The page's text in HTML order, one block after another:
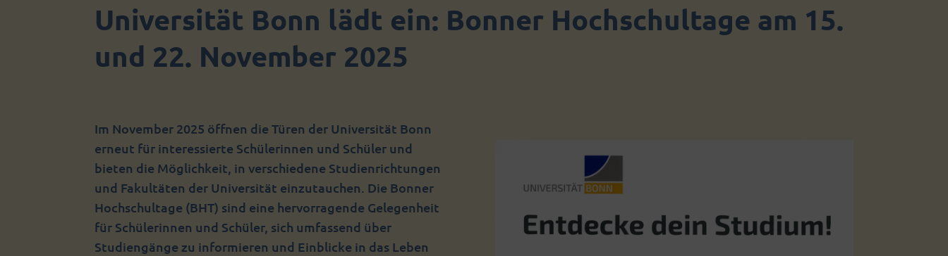
Universität Bonn lädt ein: Bonner Hochschultage am 15.
und 22. November 2025
Im November 2025 öffnen die Türen der Universität Bonn
erneut für interessierte Schülerinnen und Schüler und
bieten die Möglichkeit, in verschiedene Studienrichtungen
und Fakultäten der Universität einzutauchen. Die Bonner
Hochschultage (BHT) sind eine hervorragende Gelegenheit
für Schülerinnen und Schüler, sich umfassend über
Studiengänge zu informieren und Einblicke in das Leben